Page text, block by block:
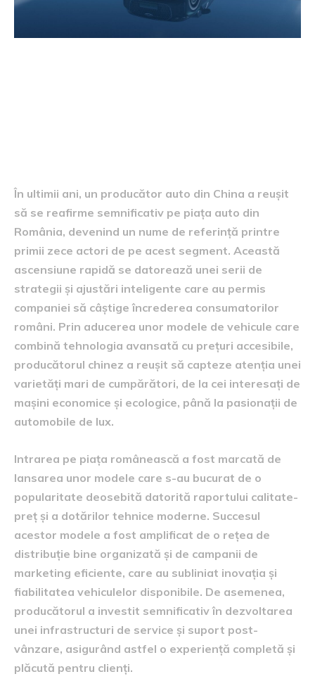
În ultimii ani, un producător auto din China a reușit
să se reafirme semnificativ pe piața auto din
România, devenind un nume de referință printre
primii zece actori de pe acest segment. Această
ascensiune rapidă se datorează unei serii de
strategii și ajustări inteligente care au permis
companiei să câștige încrederea consumatorilor
români. Prin aducerea unor modele de vehicule care
combină tehnologia avansată cu prețuri accesibile,
producătorul chinez a reușit să capteze atenția unei
varietăți mari de cumpărători, de la cei interesați de
mașini economice și ecologice, până la pasionații de
automobile de lux.
Intrarea pe piața românească a fost marcată de
lansarea unor modele care s-au bucurat de o
popularitate deosebită datorită raportului calitate-
preț și a dotărilor tehnice moderne. Succesul
acestor modele a fost amplificat de o rețea de
distribuție bine organizată și de campanii de
marketing eficiente, care au subliniat inovația și
fiabilitatea vehiculelor disponibile. De asemenea,
producătorul a investit semnificativ în dezvoltarea
unei infrastructuri de service și suport post-
vânzare, asigurând astfel o experiență completă și
plăcută pentru clienți.